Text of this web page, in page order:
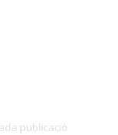
publicació